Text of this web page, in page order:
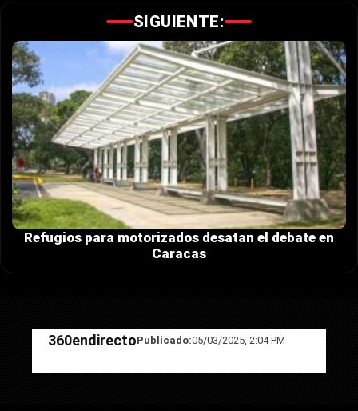
SIGUIENTE:
Refugios para motorizados desatan el debate en
Caracas
360endirectoPublicado:05/03/2025, 2:04 PM